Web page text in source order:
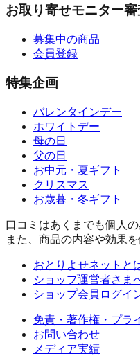
お取り寄せモニター審
募集中の商品
会員登録
特集企画
バレンタインデー
ホワイトデー
母の日
父の日
お中元・夏ギフト
クリスマス
お歳暮・冬ギフト
口コミはあくまでも個人
また、商品の内容や効果
おとりよせネットと
ショップ運営者さま
ショップ会員ログイ
免責・著作権・プラ
お問い合わせ
メディア実績